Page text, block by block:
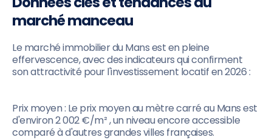
marché manceau
Le marché immobilier du Mans est en pleine
effervescence, avec des indicateurs qui confirment
son attractivité pour l'investissement locatif en 2026 :
Prix moyen : Le prix moyen au mètre carré au Mans est
d'environ 2 002 €/m² , un niveau encore accessible
comparé à d'autres grandes villes françaises.